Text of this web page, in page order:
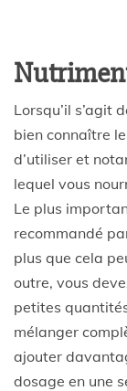
Lorsqu’il s’agit
bien connaître
d’utiliser et
lequel vous
Le plus
recommandé
plus que cela
outre, vous
petites
mélanger
ajouter
dosage en une